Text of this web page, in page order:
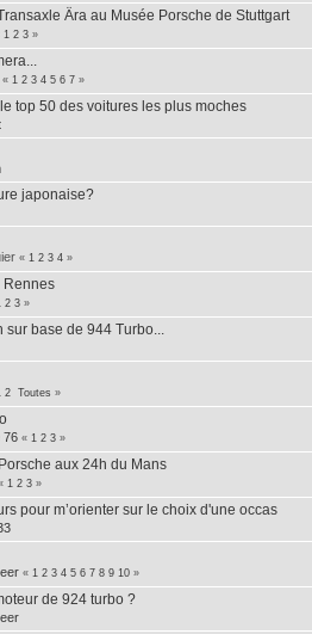
Ära au Musée Porsche de Stuttgart
1 2 3»
« 1 2 3 4 5 6 7»
top 50 des voitures les plus moches
japonaise?
« 1 2 3 4»
Rennes
2 3»
sur base de 944 Turbo...
2 Toutes »
76 « 1 2 3»
aux 24h du Mans
1 2 3»
pour m’orienter sur le choix d'une occas
« 1 2 3 4 5 6 7 8 9 10»
de 924 turbo ?